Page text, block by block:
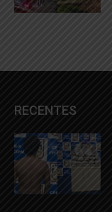
RECENTES